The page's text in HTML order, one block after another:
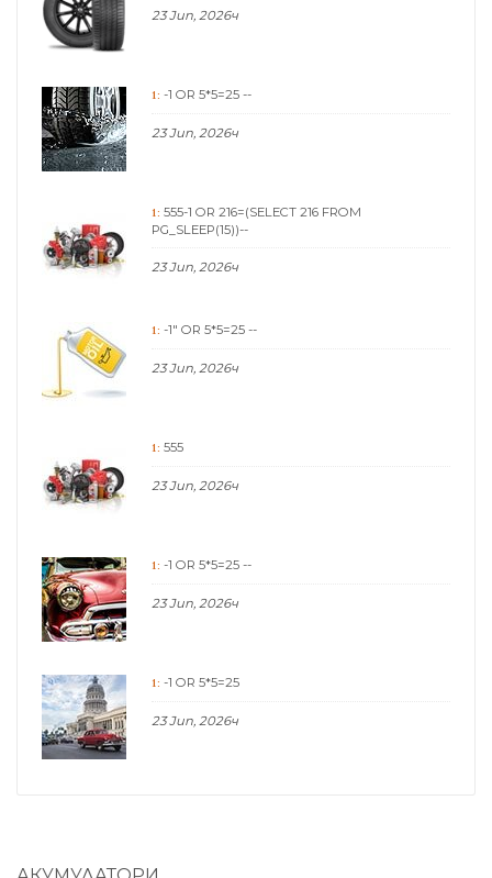
23 Jun, 2026ч
1: -1 OR 5*5=25 --
23 Jun, 2026ч
1: 555-1 OR 216=(SELECT 216 FROM
PG_SLEEP(15))--
23 Jun, 2026ч
1: -1" OR 5*5=25 --
23 Jun, 2026ч
1: 555
23 Jun, 2026ч
1: -1 OR 5*5=25 --
23 Jun, 2026ч
1: -1 OR 5*5=25
23 Jun, 2026ч